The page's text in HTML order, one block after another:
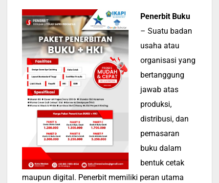
Penerbit Buku
– Suatu badan
usaha atau
organisasi yang
bertanggung
jawab atas
produksi,
distribusi, dan
pemasaran
buku dalam
bentuk cetak
maupun digital. Penerbit memiliki peran utama